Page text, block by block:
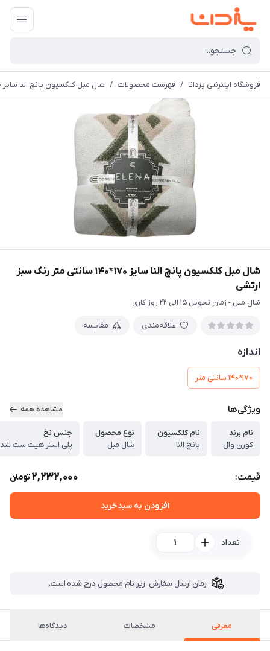
فروشگاه اینترنتی یزدانا / فهرست محصولات / شال مبل کلکسیون پانچ النا سایز 170*140 سانتی متر رنگ سبز ارتشی
شال مبل کلکسیون پانچ النا سایز 170*140 سانتی متر رنگ سبز
ارتشی
شال مبل - زمان تحویل 15 الی 22 روز کاری
علاقه‌مندی مقایسه
اندازه
170*140 سانتی متر
ویژگی‌ها مشاهده همه
نام برند
کورن وال
نام کلکسیون
پانچ النا
نوع محصول
شال مبل
جنس نخ
پلی استر هیت ست
قیمت: 2,232,000تومان
افزودن به سبدخرید
تعداد
زمان ارسال سفارش، زیر نام محصول درج شده است.
معرفی مشخصات دیدگاه‌ها